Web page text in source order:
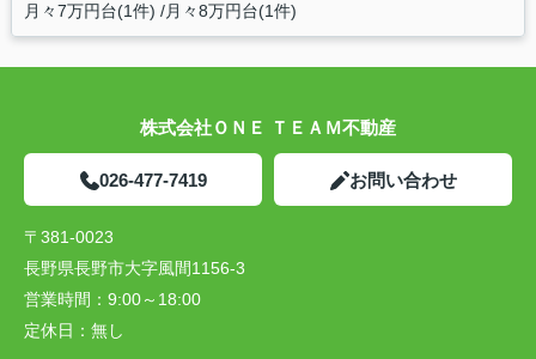
月々7万円台(1件) 月々8万円台(1件)
株式会社ＯＮＥ ＴＥＡＭ不動産
026-477-7419 お問い合わせ
〒381-0023
長野県長野市大字風間1156-3
営業時間： 9:00～18:00
定休日： 無し